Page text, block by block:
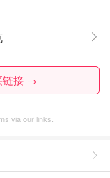
链接 →
via our links.